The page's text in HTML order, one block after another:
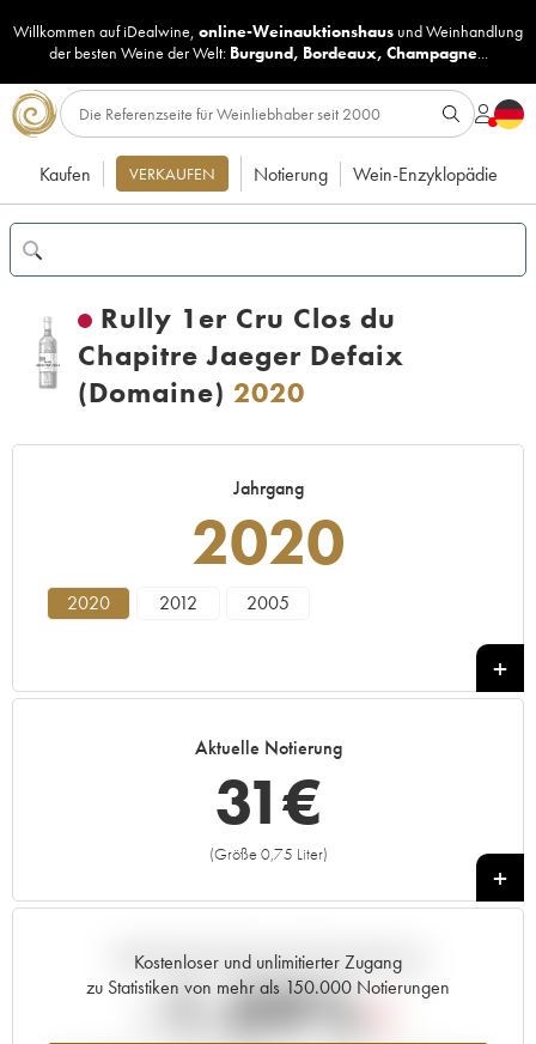
Willkommen auf iDealwine, online-Weinauktionshaus undWeinhandlung
der besten Weine der Welt: Burgund, Bordeaux, Champagne...
Kaufen VERKAUFEN Notierung Wein-Enzyklopädie
Rully 1er Cru Clos du
Chapitre Jaeger Defaix
(Domaine) 2020
Jahrgang
2020
2020 2012 2005
Aktuelle Notierung
31€
(Größe 0,75 Liter)
+
Kostenloser und unlimitierter Zugang
zu Statistiken von mehr als 150.000 Notierungen
Aktuelle Entwicklung der Preisnotierung
-1.09%